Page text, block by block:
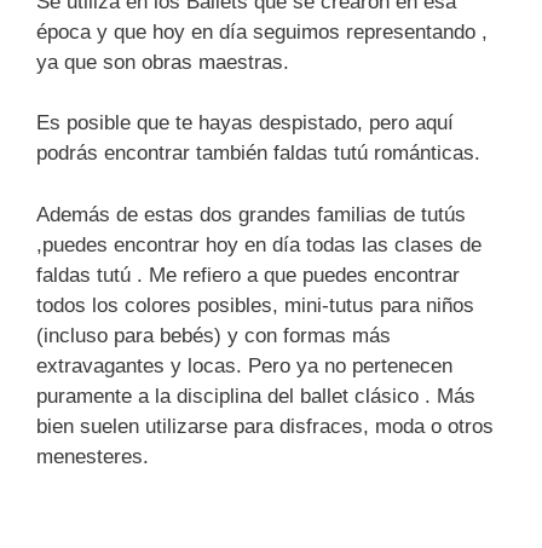
época y que hoy en día seguimos representando ,
ya que son obras maestras.
Es posible que te hayas despistado, pero aquí
podrás encontrar también faldas tutú románticas.
Además de estas dos grandes familias de tutús
,puedes encontrar hoy en día todas las clases de
faldas tutú . Me refiero a que puedes encontrar
todos los colores posibles, mini-tutus para niños
(incluso para bebés) y con formas más
extravagantes y locas. Pero ya no pertenecen
puramente a la disciplina del ballet clásico . Más
bien suelen utilizarse para disfraces, moda o otros
menesteres.